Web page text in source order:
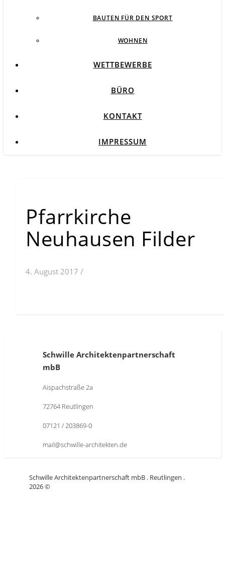
BAUTEN FÜR DEN SPORT
WOHNEN
WETTBEWERBE
BÜRO
KONTAKT
IMPRESSUM
Pfarrkirche
Neuhausen Filder
4. August 2017 /
Schwille Architektenpartnerschaft
mbB
Aispachstraße 2a
72764 Reutlingen
07121 / 203869-0
mail@schwille-architekten.de
Schwille Architektenpartnerschaft mbB . Reutlingen .
2026 ©